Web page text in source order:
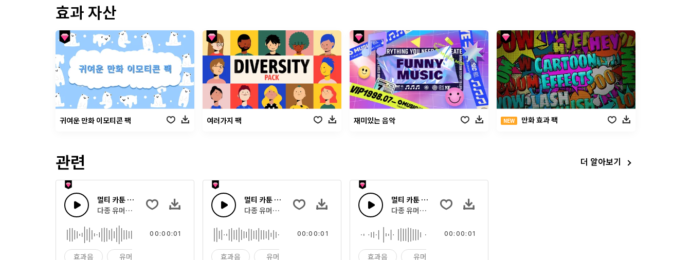
효과 자산
귀여운 만화 이모티콘 팩 여러가지 팩 재미있는 음악 NEW 만화 효과 팩
관련 더 알아보기
멀티 카툰 사운드 54
다종 유머러스한 카툰 효과음과 장난 소리
효과음 유머
00:00:01
멀티 카툰 사운드 53
다종 유머러스한 카툰 효과음과 장난 소리
효과음 유머
00:00:01
멀티 카툰 사운드 52
다종 유머러스한 카툰 효과음과 장난 소리
효과음 유머
00:00:01